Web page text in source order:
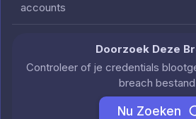
accounts
Doorzoek Deze
Controleer of je credentials
breach
Nu Zoeken